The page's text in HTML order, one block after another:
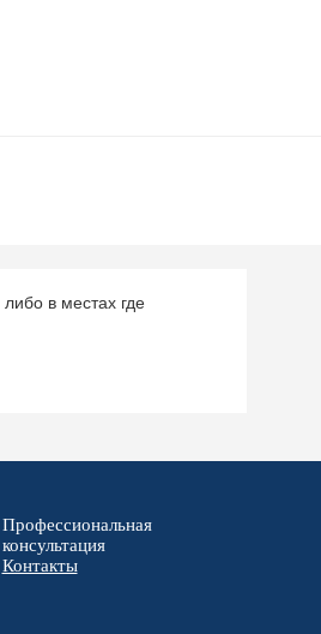
в местах где
Профессиональная
консультация
Контакты